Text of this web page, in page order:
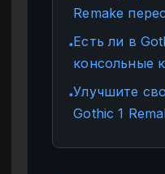
Remake
●Есть ли в
консольные
●Улучшите
Gothic 1